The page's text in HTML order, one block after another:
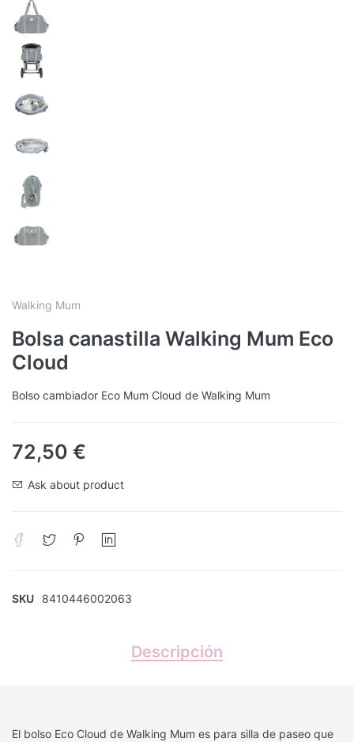
Walking Mum
Bolsa canastilla Walking Mum Eco
Cloud
Bolso cambiador Eco Mum Cloud de Walking Mum
72,50 €
Ask about product
SKU 8410446002063
Descripción
El bolso Eco Cloud de Walking Mum es para silla de paseo que